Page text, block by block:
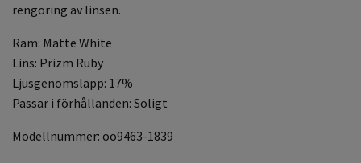
rengöring av linsen.
Ram: Matte White
Lins: Prizm Ruby
Ljusgenomsläpp: 17%
Passar i förhållanden: Soligt
Modellnummer: oo9463-1839